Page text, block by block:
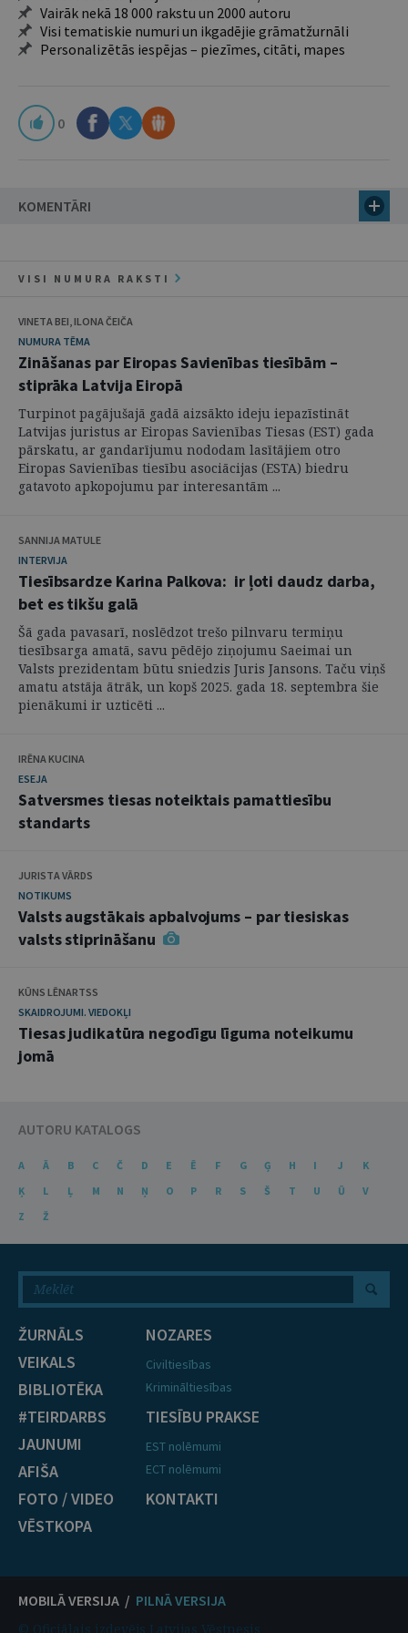
Vairāk nekā 18 000 rakstu un 2000 autoru
Visi tematiskie numuri un ikgadējie grāmatžurnāli
Personalizētās iespējas – piezīmes, citāti, mapes
0
KOMENTĀRI
VISI NUMURA RAKSTI
VINETA BEI, ILONA ČEIČA
NUMURA TĒMA
Zināšanas par Eiropas Savienības tiesībām –
stiprāka Latvija Eiropā
Turpinot pagājušajā gadā aizsākto ideju iepazīstināt
Latvijas juristus ar Eiropas Savienības Tiesas (EST) gada
pārskatu, ar gandarījumu nododam lasītājiem otro
Eiropas Savienības tiesību asociācijas (ESTA) biedru
gatavoto apkopojumu par interesantām ...
SANNIJA MATULE
INTERVIJA
Tiesībsardze Karina Palkova: ir ļoti daudz darba,
bet es tikšu galā
Šā gada pavasarī, noslēdzot trešo pilnvaru termiņu
tiesībsarga amatā, savu pēdējo ziņojumu Saeimai un
Valsts prezidentam būtu sniedzis Juris Jansons. Taču viņš
amatu atstāja ātrāk, un kopš 2025. gada 18. septembra šie
pienākumi ir uzticēti ...
IRĒNA KUCINA
ESEJA
Satversmes tiesas noteiktais pamattiesību
standarts
JURISTA VĀRDS
NOTIKUMS
Valsts augstākais apbalvojums – par tiesiskas
valsts stiprināšanu
KŪNS LĒNARTSS
SKAIDROJUMI. VIEDOKĻI
Tiesas judikatūra negodīgu līguma noteikumu
jomā
AUTORU KATALOGS
A Ā B C Č D E Ē F G Ģ H I J
K
Ķ
L Ļ M N Ņ O P R S Š T U Ū
V
Z
Ž
ŽURNĀLS
VEIKALS
BIBLIOTĒKA
#TEIRDARBS
JAUNUMI
AFIŠA
FOTO / VIDEO
VĒSTKOPA
NOZARES
Civiltiesības
Krimināltiesības
TIESĪBU PRAKSE
EST nolēmumi
ECT nolēmumi
KONTAKTI
MOBILĀ VERSIJA / PILNĀ VERSIJA
© Oficiālais izdevējs Latvijas Vēstnesis